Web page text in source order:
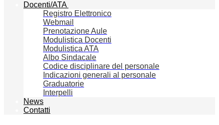
Docenti/ATA
Registro Elettronico
Webmail
Prenotazione Aule
Modulistica Docenti
Modulistica ATA
Albo Sindacale
Codice disciplinare del personale
Indicazioni generali al personale
Graduatorie
Interpelli
News
Contatti